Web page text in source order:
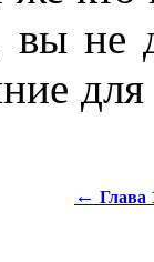
вы
← Глава